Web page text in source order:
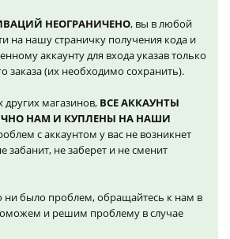
НЕОГРАНИЧЕНО, вы в любой
на нашу страничку получения кода и
аккаунту для входа указав только
заказа (их необходимо сохранить).
других магазинов, ВСЕ АККАУНТЫ
НАМ И КУПЛЕНЫ НА НАШИ
с аккаунтом у вас не возникнет
забанит, не заберет и не сменит
ни было проблем, обращайтесь к нам в
и решим проблему в случае